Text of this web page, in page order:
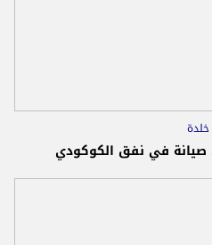
خلدة
صيانة في نفق الكوكودي